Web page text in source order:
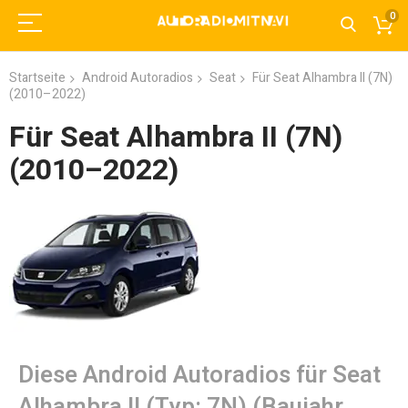
0
Startseite Android Autoradios Seat
Für Seat Alhambra II (7N)
(2010–2022)
Für Seat Alhambra II (7N)
(2010–2022)
Diese Android Autoradios für Seat